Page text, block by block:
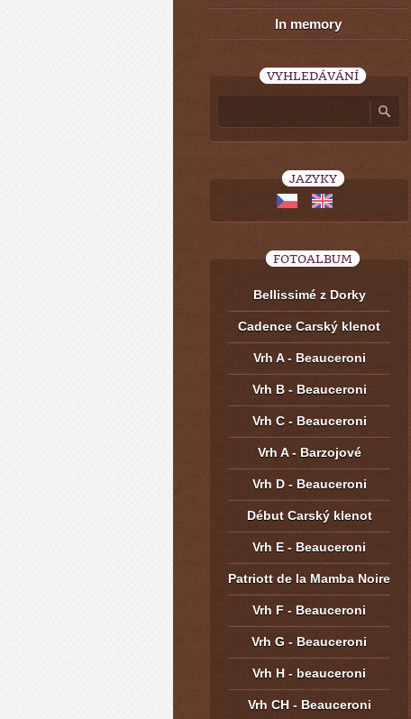
In memory
VYHLEDÁVÁNÍ
JAZYKY
FOTOALBUM
Bellissimé z Dorky
Cadence Carský klenot
Vrh A - Beauceroni
Vrh B - Beauceroni
Vrh C - Beauceroni
Vrh A - Barzojové
Vrh D - Beauceroni
Début Carský klenot
Vrh E - Beauceroni
Patriott de la Mamba Noire
Vrh F - Beauceroni
Vrh G - Beauceroni
Vrh H - beauceroni
Vrh CH - Beauceroni